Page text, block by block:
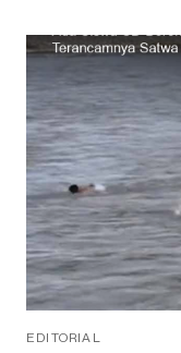
EDITORIAL